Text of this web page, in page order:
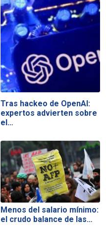
Tras hackeo de OpenAI:
expertos advierten sobre
el…
Menos del salario mínimo:
el crudo balance de las…